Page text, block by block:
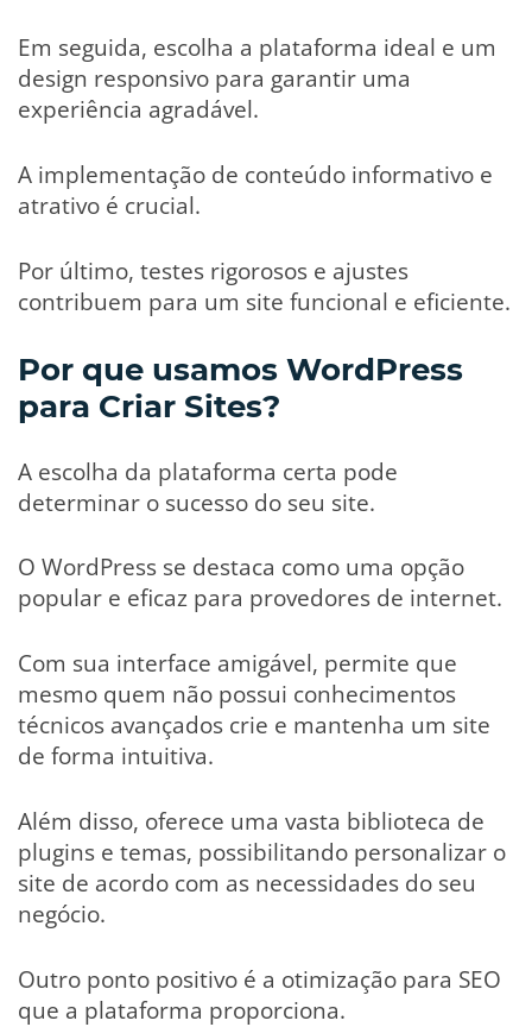
Em seguida, escolha a plataforma ideal e um
design responsivo para garantir uma
experiência agradável.
A implementação de conteúdo informativo e
atrativo é crucial.
Por último, testes rigorosos e ajustes
contribuem para um site funcional e eficiente.
Por que usamos WordPress
para Criar Sites?
A escolha da plataforma certa pode
determinar o sucesso do seu site.
O WordPress se destaca como uma opção
popular e eficaz para provedores de internet.
Com sua interface amigável, permite que
mesmo quem não possui conhecimentos
técnicos avançados crie e mantenha um site
de forma intuitiva.
Além disso, oferece uma vasta biblioteca de
plugins e temas, possibilitando personalizar o
site de acordo com as necessidades do seu
negócio.
Outro ponto positivo é a otimização para SEO
que a plataforma proporciona.